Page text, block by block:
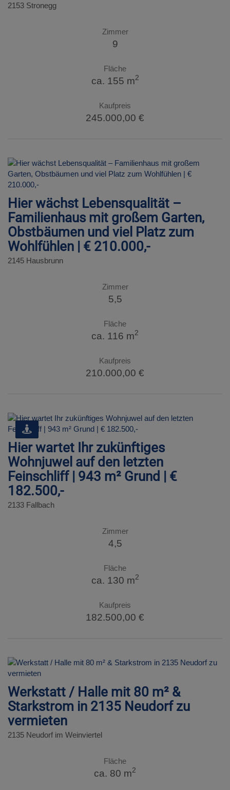
2153 Stronegg
Zimmer
9
Fläche
ca. 155 m2
Kaufpreis
245.000,00 €
Hier wächst Lebensqualität –
Familienhaus mit großem Garten,
Obstbäumen und viel Platz zum
Wohlfühlen | € 210.000,-
2145 Hausbrunn
Zimmer
5,5
Fläche
ca. 116 m2
Kaufpreis
210.000,00 €
Hier wartet Ihr zukünftiges
Wohnjuwel auf den letzten
Feinschliff | 943 m² Grund | €
182.500,-
2133 Fallbach
Zimmer
4,5
Fläche
ca. 130 m2
Kaufpreis
182.500,00 €
Werkstatt / Halle mit 80 m² &
Starkstrom in 2135 Neudorf zu
vermieten
2135 Neudorf im Weinviertel
Fläche
ca. 80 m2